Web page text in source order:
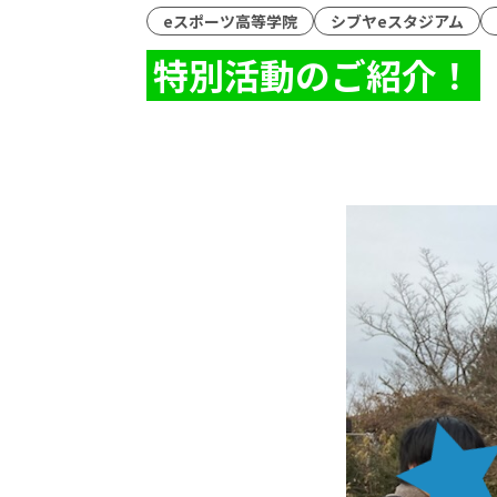
eスポーツ高等学院 シブヤeスタジアム
特別活動のご紹介！